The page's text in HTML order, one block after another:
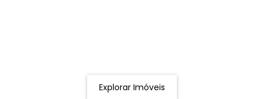
Explorar Imóveis